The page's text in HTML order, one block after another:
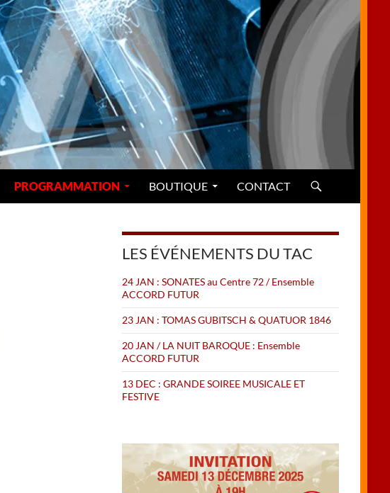
PROGRAMMATION BOUTIQUE CONTACT
LES ÉVÉNEMENTS DU TAC
24 JAN : SONATES au Centre 72 / Ensemble
ACCORD FUTUR
23 JAN : TOMAS GUBITSCH & QUATUOR 1846
20 JAN / LA NUIT BAROQUE : Ensemble
ACCORD FUTUR
13 DEC : GRANDE SOIREE MUSICALE ET
FESTIVE